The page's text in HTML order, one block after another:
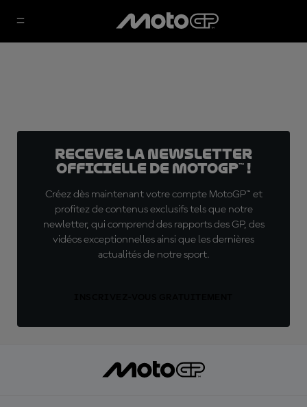
Recevez la Newsletter
officielle de MotoGP™ !
Créez dès maintenant votre compte MotoGP™ et
profitez de contenus exclusifs tels que notre
newletter, qui comprend des rapports des GP, des
vidéos exceptionnelles ainsi que les dernières
actualités de notre sport.